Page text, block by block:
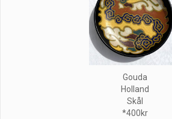
Gouda
Holland
Skål
*400kr